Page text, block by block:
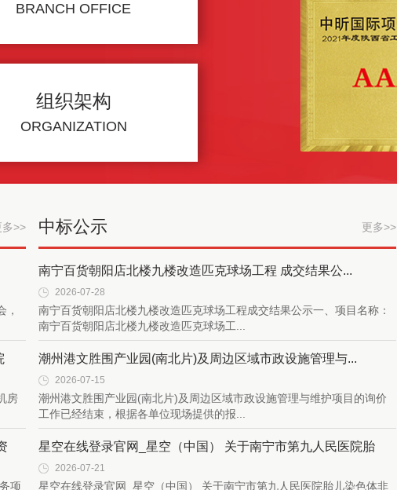
BRANCH OFFICE
组织架构
ORGANIZATION
多>>
，
房
项
中标公示 更多>>
南宁百货朝阳店北楼九楼改造匹克球场工程 成交结果公...
2026-07-28
南宁百货朝阳店北楼九楼改造匹克球场工程成交结果公示一、项目名称：
南宁百货朝阳店北楼九楼改造匹克球场工...
潮州港文胜围产业园(南北片)及周边区域市政设施管理与...
2026-07-15
潮州港文胜围产业园(南北片)及周边区域市政设施管理与维护项目的询价
工作已经结束，根据各单位现场提供的报...
星空在线登录官网_星空（中国） 关于南宁市第九人民医院胎
儿...2026-07-21
星空在线登录官网_星空（中国） 关于南宁市第九人民医院胎儿染色体非